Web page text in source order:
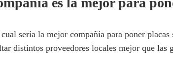
sería la mejor compañía para poner
distintos proveedores locales mejor que las